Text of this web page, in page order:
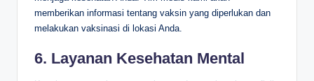
memberikan informasi tentang vaksin yang diperlukan dan
melakukan vaksinasi di lokasi Anda.
6. Layanan Kesehatan Mental